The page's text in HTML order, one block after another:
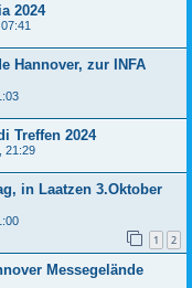
2024
Hannover, zur INFA
Treffen 2024
21:29
in Laatzen 3.Oktober
1 2
Messegelände